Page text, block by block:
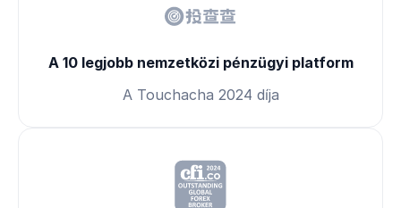
A 10 legjobb nemzetközi pénzügyi platform
A Touchacha 2024 díja